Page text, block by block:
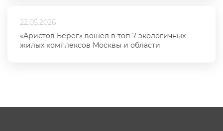
22.05.2026
«Аристов Берег» вошел в топ-7 экологичных
жилых комплексов Москвы и области